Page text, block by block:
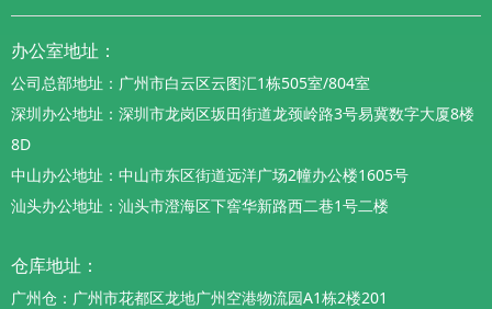
办公室地址：
公司总部地址：广州市白云区云图汇1栋505室/804室
深圳办公地址：深圳市龙岗区坂田街道龙颈岭路3号易冀数字大厦8楼
8D
中山办公地址：中山市东区街道远洋广场2幢办公楼1605号
汕头办公地址：汕头市澄海区下窖华新路西二巷1号二楼
仓库地址：
广州仓：广州市花都区龙地广州空港物流园A1栋2楼201